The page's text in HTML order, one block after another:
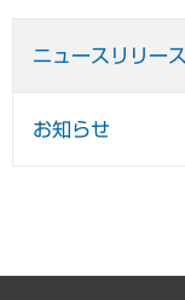
ニュースリリース
お知らせ